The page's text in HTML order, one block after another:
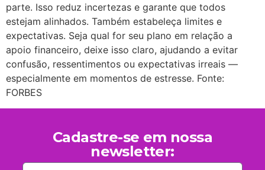
parte. Isso reduz incertezas e garante que todos
estejam alinhados. Também estabeleça limites e
expectativas. Seja qual for seu plano em relação a
apoio financeiro, deixe isso claro, ajudando a evitar
confusão, ressentimentos ou expectativas irreais —
especialmente em momentos de estresse. Fonte:
FORBES
Cadastre-se em nossa
newsletter: